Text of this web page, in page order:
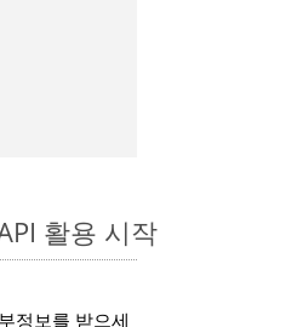
활용 시작
정보를 받으세